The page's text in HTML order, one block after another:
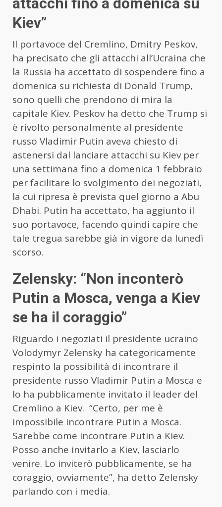
Kiev”
Il portavoce del Cremlino, Dmitry Peskov,
ha precisato che gli attacchi all’Ucraina che
la Russia ha accettato di sospendere fino a
domenica su richiesta di Donald Trump,
sono quelli che prendono di mira la
capitale Kiev. Peskov ha detto che Trump si
è rivolto personalmente al presidente
russo Vladimir Putin aveva chiesto di
astenersi dal lanciare attacchi su Kiev per
una settimana fino a domenica 1 febbraio
per facilitare lo svolgimento dei negoziati,
la cui ripresa è prevista quel giorno a Abu
Dhabi. Putin ha accettato, ha aggiunto il
suo portavoce, facendo quindi capire che
tale tregua sarebbe già in vigore da lunedì
scorso.
Zelensky: “Non inconterò
Putin a Mosca, venga a Kiev
se ha il coraggio”
Riguardo i negoziati il presidente ucraino
Volodymyr Zelensky ha categoricamente
respinto la possibilità di incontrare il
presidente russo Vladimir Putin a Mosca e
lo ha pubblicamente invitato il leader del
Cremlino a Kiev. “Certo, per me è
impossibile incontrare Putin a Mosca.
Sarebbe come incontrare Putin a Kiev.
Posso anche invitarlo a Kiev, lasciarlo
venire. Lo inviterò pubblicamente, se ha
coraggio, ovviamente”, ha detto Zelensky
parlando con i media.